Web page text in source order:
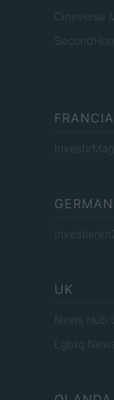
Cineverse
FRANCIA
InvestirMag
UK
News Hub
Lgbtq News